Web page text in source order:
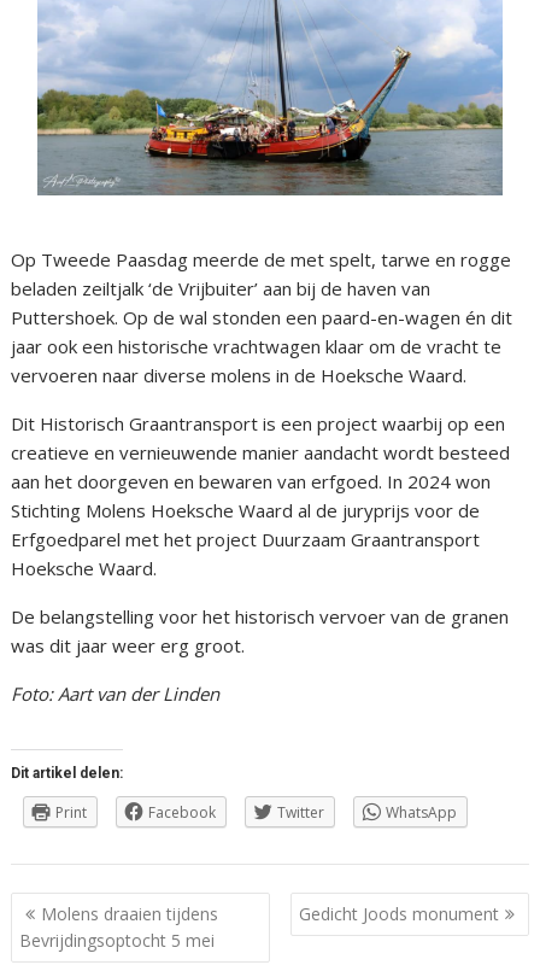
Op Tweede Paasdag meerde de met spelt, tarwe en rogge
beladen zeiltjalk ‘de Vrijbuiter’ aan bij de haven van
Puttershoek. Op de wal stonden een paard-en-wagen én dit
jaar ook een historische vrachtwagen klaar om de vracht te
vervoeren naar diverse molens in de Hoeksche Waard.
Dit Historisch Graantransport is een project waarbij op een
creatieve en vernieuwende manier aandacht wordt besteed
aan het doorgeven en bewaren van erfgoed. In 2024 won
Stichting Molens Hoeksche Waard al de juryprijs voor de
Erfgoedparel met het project Duurzaam Graantransport
Hoeksche Waard.
De belangstelling voor het historisch vervoer van de granen
was dit jaar weer erg groot.
Foto: Aart van der Linden
Dit artikel delen:
Print Facebook Twitter WhatsApp
Berichtnavigatie
Molens draaien tijdens
Bevrijdingsoptocht 5 mei
Gedicht Joods monument